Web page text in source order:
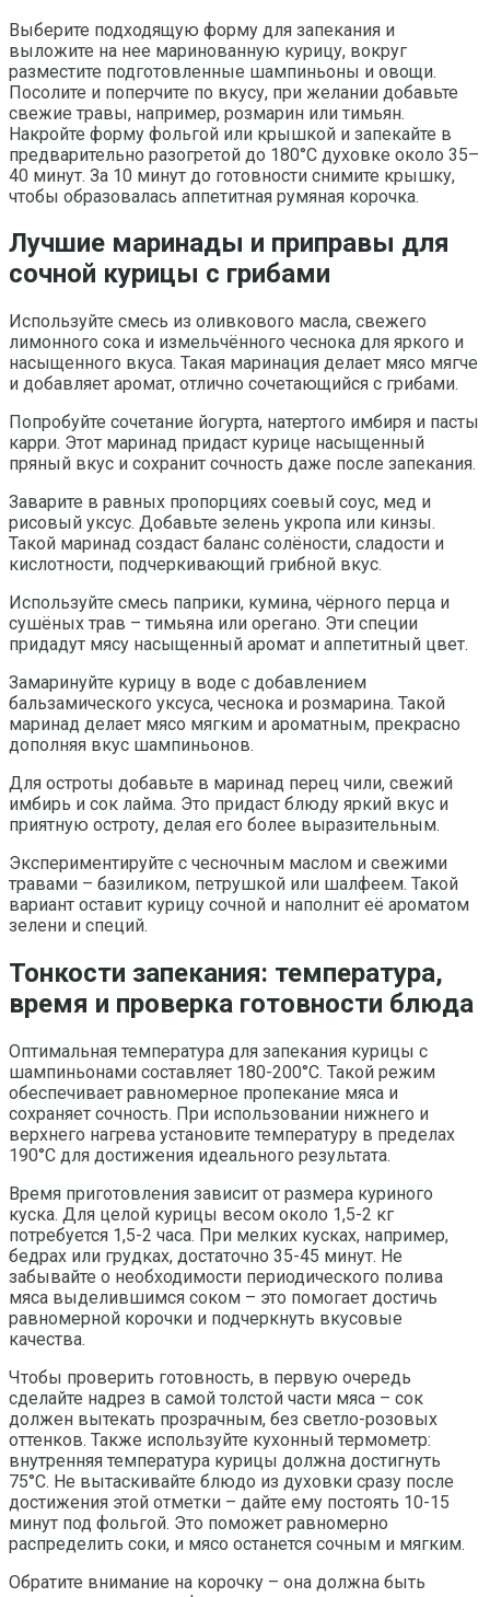
Выберите подходящую форму для запекания и
выложите на нее маринованную курицу, вокруг
разместите подготовленные шампиньоны и овощи.
Посолите и поперчите по вкусу, при желании добавьте
свежие травы, например, розмарин или тимьян.
Накройте форму фольгой или крышкой и запекайте в
предварительно разогретой до 180°C духовке около 35–
40 минут. За 10 минут до готовности снимите крышку,
чтобы образовалась аппетитная румяная корочка.
Лучшие маринады и приправы для
сочной курицы с грибами
Используйте смесь из оливкового масла, свежего
лимонного сока и измельчённого чеснока для яркого и
насыщенного вкуса. Такая маринация делает мясо мягче
и добавляет аромат, отлично сочетающийся с грибами.
Попробуйте сочетание йогурта, натертого имбиря и пасты
карри. Этот маринад придаст курице насыщенный
пряный вкус и сохранит сочность даже после запекания.
Заварите в равных пропорциях соевый соус, мед и
рисовый уксус. Добавьте зелень укропа или кинзы.
Такой маринад создаст баланс солёности, сладости и
кислотности, подчеркивающий грибной вкус.
Используйте смесь паприки, кумина, чёрного перца и
сушёных трав – тимьяна или орегано. Эти специи
придадут мясу насыщенный аромат и аппетитный цвет.
Замаринуйте курицу в воде с добавлением
бальзамического уксуса, чеснока и розмарина. Такой
маринад делает мясо мягким и ароматным, прекрасно
дополняя вкус шампиньонов.
Для остроты добавьте в маринад перец чили, свежий
имбирь и сок лайма. Это придаст блюду яркий вкус и
приятную остроту, делая его более выразительным.
Экспериментируйте с чесночным маслом и свежими
травами – базиликом, петрушкой или шалфеем. Такой
вариант оставит курицу сочной и наполнит её ароматом
зелени и специй.
Тонкости запекания: температура,
время и проверка готовности блюда
Оптимальная температура для запекания курицы с
шампиньонами составляет 180-200°C. Такой режим
обеспечивает равномерное пропекание мяса и
сохраняет сочность. При использовании нижнего и
верхнего нагрева установите температуру в пределах
190°C для достижения идеального результата.
Время приготовления зависит от размера куриного
куска. Для целой курицы весом около 1,5-2 кг
потребуется 1,5-2 часа. При мелких кусках, например,
бедрах или грудках, достаточно 35-45 минут. Не
забывайте о необходимости периодического полива
мяса выделившимся соком – это помогает достичь
равномерной корочки и подчеркнуть вкусовые
качества.
Чтобы проверить готовность, в первую очередь
сделайте надрез в самой толстой части мяса – сок
должен вытекать прозрачным, без светло-розовых
оттенков. Также используйте кухонный термометр:
внутренняя температура курицы должна достигнуть
75°C. Не вытаскивайте блюдо из духовки сразу после
достижения этой отметки – дайте ему постоять 10-15
минут под фольгой. Это поможет равномерно
распределить соки, и мясо останется сочным и мягким.
Обратите внимание на корочку – она должна быть